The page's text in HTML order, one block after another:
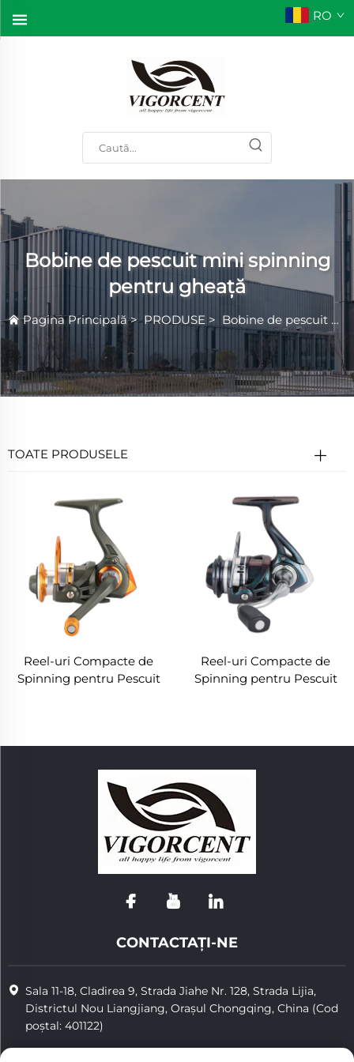
RO
Bobine de pescuit mini spinning
pentru gheață
Pagina Principală>PRODUSE > Bobine de pescuit mini spinning pentru gheață
TOATE PRODUSELE
Reel-uri Compacte de
Spinning pentru Pescuit
Reel-uri Compacte de
Spinning pentru Pescuit
CONTACTAȚI-NE
Sala 11-18, Cladirea 9, Strada Jiahe Nr. 128, Strada Lijia,
Districtul Nou Liangjiang, Orașul Chongqing, China (Cod
poștal: 401122)